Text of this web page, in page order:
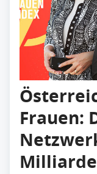
Frauen: